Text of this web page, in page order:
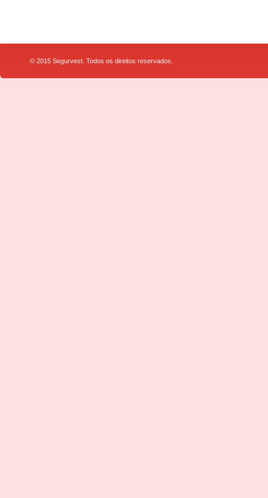
© 2015 Segurvest. Todos os direitos reservados.